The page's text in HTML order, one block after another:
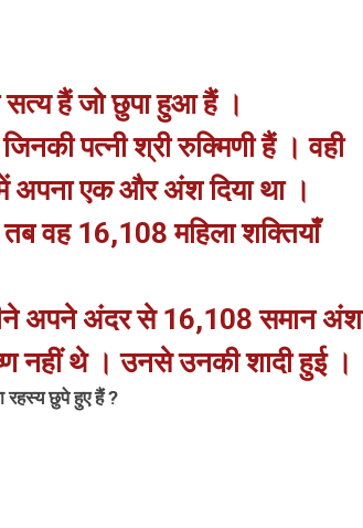
सत्य हैं जो छुपा हुआ हैं ।
पत्नी श्री रुक्मिणी हैं । वही
अपना एक और अंश दिया था ।
वह 16,108 महिला शक्तियाँ
अपने अंदर से 16,108 समान अंश
नहीं थे । उनसे उनकी शादी हुई ।
रहस्य छुपे हुए हैं ?